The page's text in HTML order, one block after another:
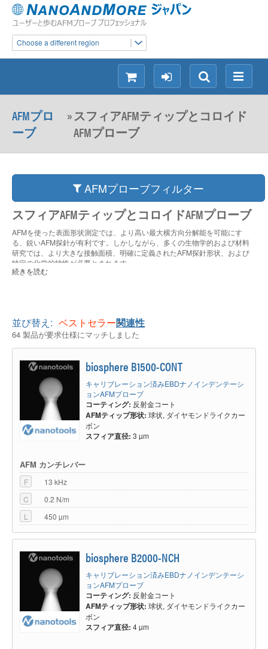
Choose a different region
メ
ニ
ュ
ー
検
索
ロ
グ
イ
シ
ョ
ッ
ピ
ン
AFMプロ
ーブ
»スフィアAFMティップとコロイド
AFMプローブ
AFMプローブフィルター
スフィアAFMティップとコロイドAFMプローブ
AFMを使った表面形状測定では、より高い最大横方向分解能を可能にす
る、鋭いAFM探針が有利です。しかしながら、多くの生物学的および材料
研究では、より大きな接触面積、明確に定義されたAFM探針形状、および
特定の化学的特性が必要とされます。
曲率半径が大きいAFM探針を使うことで、AFM探針材料とAFMサンプル材
にするため、明確に定義された球形の探針先端が必要になります。通常のシ
リコンAFM探針では、探針先端からの位置によって異なる、単純な幾何学
的形状で近似できる形状ではありますが、さまざまな形が複雑に混じってい
ます。
最後に、標準のAFM探針は主に標準的なMEMS製造技術でよく知られてい
るシリコン、窒化ケイ素、または石英といった材料で作られます。ただし、
AFMによるナノメカニカル測定では、物理的、化学的、生物学的な事情に
よって異なる材料が必要になる場合があります。
NanoAndMoreは、球状のAFM探針を備えた2つのタイプのAFMプローブを
提供しています。 コロイドAFMプローブは、ティップレスAFMカンチレバ
ーの先端に接着剤で取り付けられたタイプで、さまざまな材料、サイズ、寸
法のコロイドがあります。 EBDスフィアAFMプローブは、通常のAFM探針
することを特徴としています
EBD SphereAFM探針
nanotoolsは、電子ビーム誘起堆積（EBIDまたはEBD）を使用して製造し
た、高性能ナノインデンテーション測定用の球状AFM探針のAFMプローブ
を提供しています。これらのAFMプローブには、ピラミッド型AFM探針の
先端に高精度に制御された形の球体が形成されており、カンチレバーは事前
にキャリブレーションされています。biosphere™の球状AFMチップ形状に
です。biosphere™球状AFMチップの主な利点は次のとおりです。
有益な情報をもたらす定量的なナノメカニカル測定を可能にし、サンプル特
性の計算のエラー減らします。 biosphere™ではTrueDimensions™が提供
されます。ボックス内の個々のAFMプローブのAFM探針先端曲率半径、
AFMカンチレバー周波数、及びばね定数を詳細に示したデータシートで
す。これらのデータシートは、Gel-Pakボックスに印刷されたQRコードを
スキャンすることにより、nanotoolsWebサイトで24時間いつでも閲覧でき
続きを読む
並び替え: ベストセラー関連性
64 製品が要求仕様にマッチしました
biosphere B1500-CONT
キャリブレーション済みEBDナノインデンテーシ
ョンAFMプローブ
コーティング: 反射金コート
AFMティップ形状: 球状, ダイヤモンドライクカー
ボン
スフィア直径: 3 µm
AFM カンチレバー
F
13 kHz
C
0.2 N/m
L
450 µm
biosphere B2000-NCH
キャリブレーション済みEBDナノインデンテーシ
ョンAFMプローブ
コーティング: 反射金コート
AFMティップ形状: 球状, ダイヤモンドライクカー
ボン
スフィア直径: 4 µm